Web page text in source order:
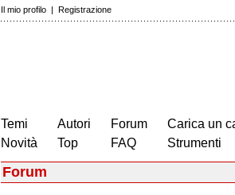
Il mio profilo | Registrazione
Temi
Novità
Autori
Top
Forum
FAQ
Carica un
Strumenti
Forum